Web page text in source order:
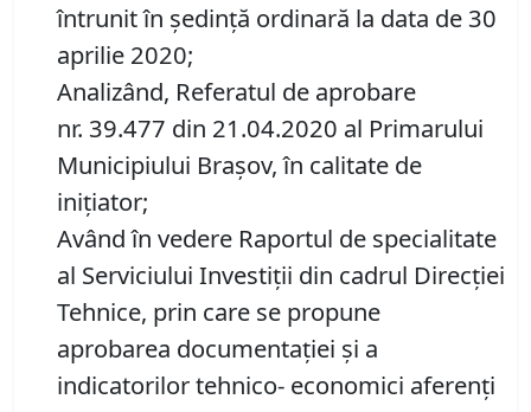
întrunit în ședință ordinară la data de 30
aprilie 2020;
Analizând, Referatul de aprobare
nr. 39.477 din 21.04.2020 al Primarului
Municipiului Braşov, în calitate de
inițiator;
Având în vedere Raportul de specialitate
al Serviciului Investiții din cadrul Direcţiei
Tehnice, prin care se propune
aprobarea documentației și a
indicatorilor tehnico- economici aferenți